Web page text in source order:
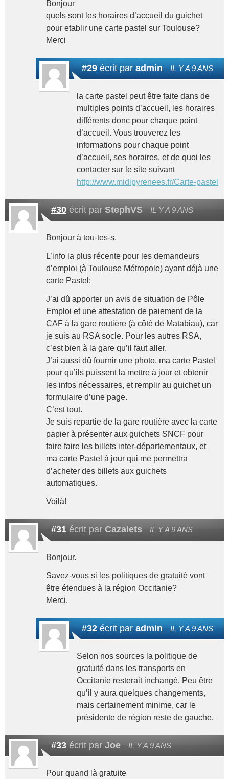
Bonjour
quels sont les horaires d’accueil du guichet
pour etablir une carte pastel sur Toulouse?
Merci
#29écrit paradmin IL Y A 9 ANS
la carte pastel peut être faite dans de
multiples points d’accueil, les horaires
différents donc pour chaque point
d’accueil. Vous trouverez les
informations pour chaque point
d’accueil, ses horaires, et de quoi les
contacter sur le site suivant
http://www.midipyrenees.fr/Carte-pastel
#30écrit par StephVS IL Y A 9 ANS
Bonjour à tou-tes-s,
L’info la plus récente pour les demandeurs
d’emploi (à Toulouse Métropole) ayant déjà une
carte Pastel:
J’ai dû apporter un avis de situation de Pôle
Emploi et une attestation de paiement de la
CAF à la gare routière (à côté de Matabiau), car
je suis au RSA socle. Pour les autres RSA,
c’est bien à la gare qu’il faut aller.
J’ai aussi dû fournir une photo, ma carte Pastel
pour qu’ils puissent la mettre à jour et obtenir
les infos nécessaires, et remplir au guichet un
formulaire d’une page.
C’est tout.
Je suis repartie de la gare routière avec la carte
papier à présenter aux guichets SNCF pour
faire faire les billets inter-départementaux, et
ma carte Pastel à jour qui me permettra
d’acheter des billets aux guichets
automatiques.
Voilà!
#31écrit par Cazalets IL Y A 9 ANS
Bonjour.
Savez-vous si les politiques de gratuité vont
être étendues à la région Occitanie?
Merci.
#32écrit paradmin IL Y A 9 ANS
Selon nos sources la politique de
gratuité dans les transports en
Occitanie resterait inchangé. Peu être
qu’il y aura quelques changements,
mais certainement minime, car le
présidente de région reste de gauche.
#33écrit par Joe IL Y A 9 ANS
Pour quand là gratuite